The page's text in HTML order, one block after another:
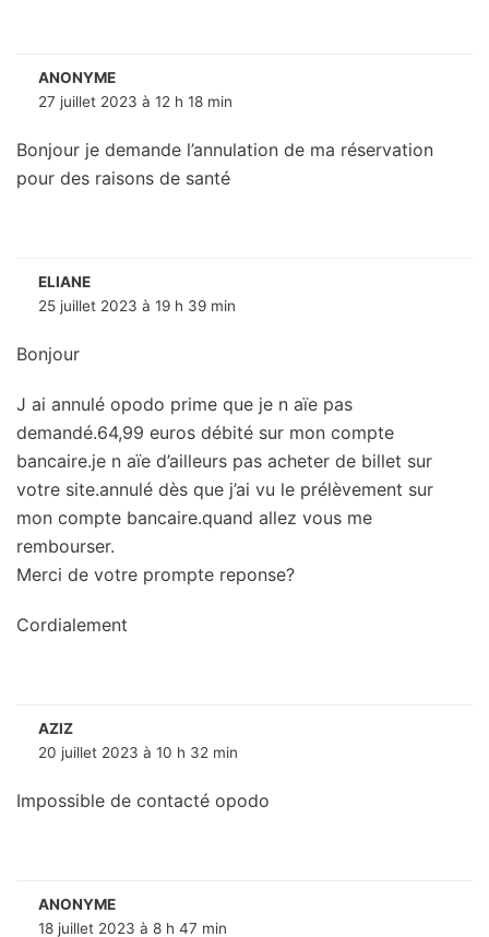
ANONYME
27 juillet 2023 à 12 h 18 min
Bonjour je demande l’annulation de ma réservation
pour des raisons de santé
ELIANE
25 juillet 2023 à 19 h 39 min
Bonjour
J ai annulé opodo prime que je n aïe pas
demandé.64,99 euros débité sur mon compte
bancaire.je n aïe d’ailleurs pas acheter de billet sur
votre site.annulé dès que j’ai vu le prélèvement sur
mon compte bancaire.quand allez vous me
rembourser.
Merci de votre prompte reponse?
Cordialement
AZIZ
20 juillet 2023 à 10 h 32 min
Impossible de contacté opodo
ANONYME
18 juillet 2023 à 8 h 47 min